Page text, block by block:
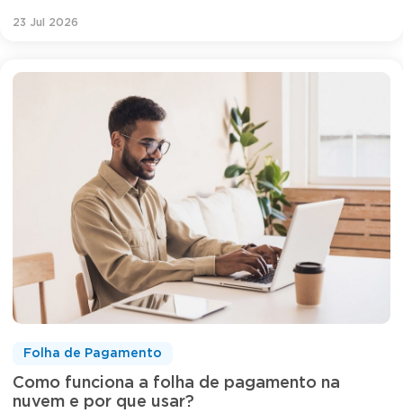
23 Jul 2026
Como funciona a folha de pagamento na
nuvem e por que usar?
Folha de Pagamento